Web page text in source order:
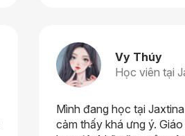
Vy Thúy
Học viên tại
Mình đang học tại
cảm thấy khá ưng ý. Giáo